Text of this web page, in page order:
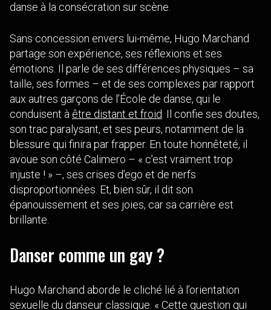
danse à la consécration sur scène.
Sans concession envers lui-même, Hugo Marchand
partage son expérience, ses réflexions et ses
émotions. Il parle de ses différences physiques – sa
taille, ses formes – et de ses complexes par rapport
aux autres garçons de l’École de danse, qui le
conduisent à être distant et froid. Il confie ses doutes,
son trac paralysant, et ses peurs, notamment de la
blessure qui finira par frapper. En toute honnêteté, il
avoue son côté Calimero – « c’est vraiment trop
injuste ! » –, ses crises d’ego et de nerfs
disproportionnées. Et, bien sûr, il dit son
épanouissement et ses joies, car sa carrière est
brillante.
Danser comme un gay ?
Hugo Marchand aborde le cliché lié à l’orientation
sexuelle du danseur classique. « Cette question qui